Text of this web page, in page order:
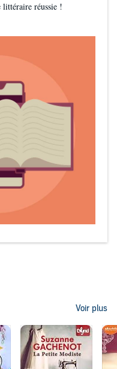
réussie !
Voir plus